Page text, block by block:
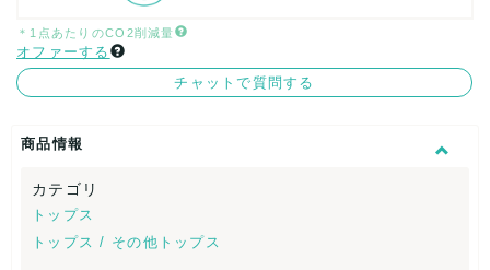
＊1点あたりのCO2削減量
オファーする
チャットで質問する
商品情報
カテゴリ
トップス
トップス / その他トップス